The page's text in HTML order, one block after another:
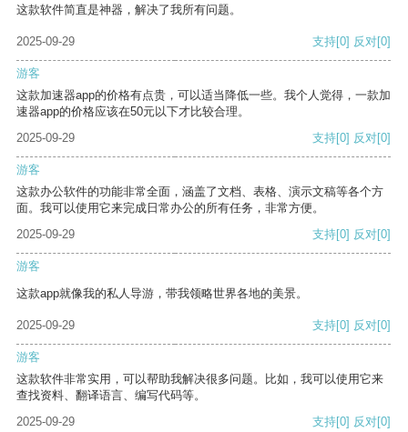
这款软件简直是神器，解决了我所有问题。
2025-09-29 支持[0] 反对[0]
游客
这款加速器app的价格有点贵，可以适当降低一些。我个人觉得，一款加
速器app的价格应该在50元以下才比较合理。
2025-09-29
支持[0] 反对[0]
游客
这款办公软件的功能非常全面，涵盖了文档、表格、演示文稿等各个方
面。我可以使用它来完成日常办公的所有任务，非常方便。
2025-09-29
支持[0] 反对[0]
游客
这款app就像我的私人导游，带我领略世界各地的美景。
2025-09-29 支持[0] 反对[0]
游客
这款软件非常实用，可以帮助我解决很多问题。比如，我可以使用它来
查找资料、翻译语言、编写代码等。
2025-09-29
支持[0] 反对[0]